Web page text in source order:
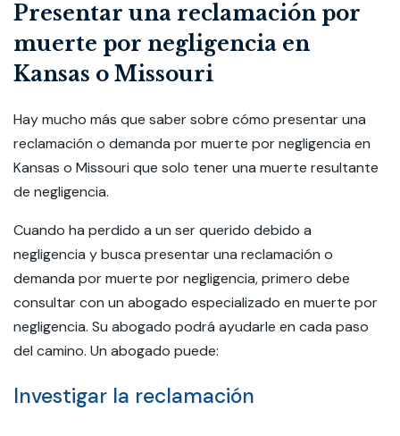
Presentar una reclamación por
muerte por negligencia en
Kansas o Missouri
Hay mucho más que saber sobre cómo presentar una
reclamación o demanda por muerte por negligencia en
Kansas o Missouri que solo tener una muerte resultante
de negligencia.
Cuando ha perdido a un ser querido debido a
negligencia y busca presentar una reclamación o
demanda por muerte por negligencia, primero debe
consultar con un abogado especializado en muerte por
negligencia. Su abogado podrá ayudarle en cada paso
del camino. Un abogado puede:
Investigar la reclamación